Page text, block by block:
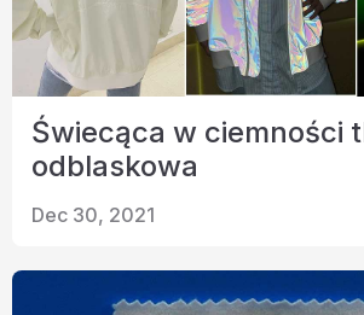
Świecąca w ciemności
odblaskowa
Dec 30, 2021